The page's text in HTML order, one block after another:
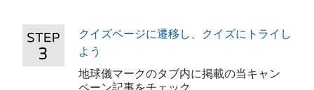
クイズページに遷移し、クイズにトライし
よう
地球儀マークのタブ内に掲載の当キャン
ペーン記事をチェック。